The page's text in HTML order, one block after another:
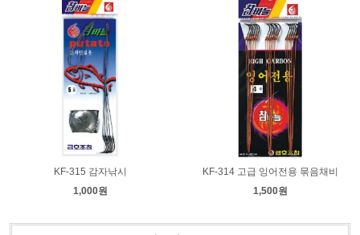
KF-315 감자낚시
1,000원
KF-314 고급 잉어전용 묶음채비
1,500원